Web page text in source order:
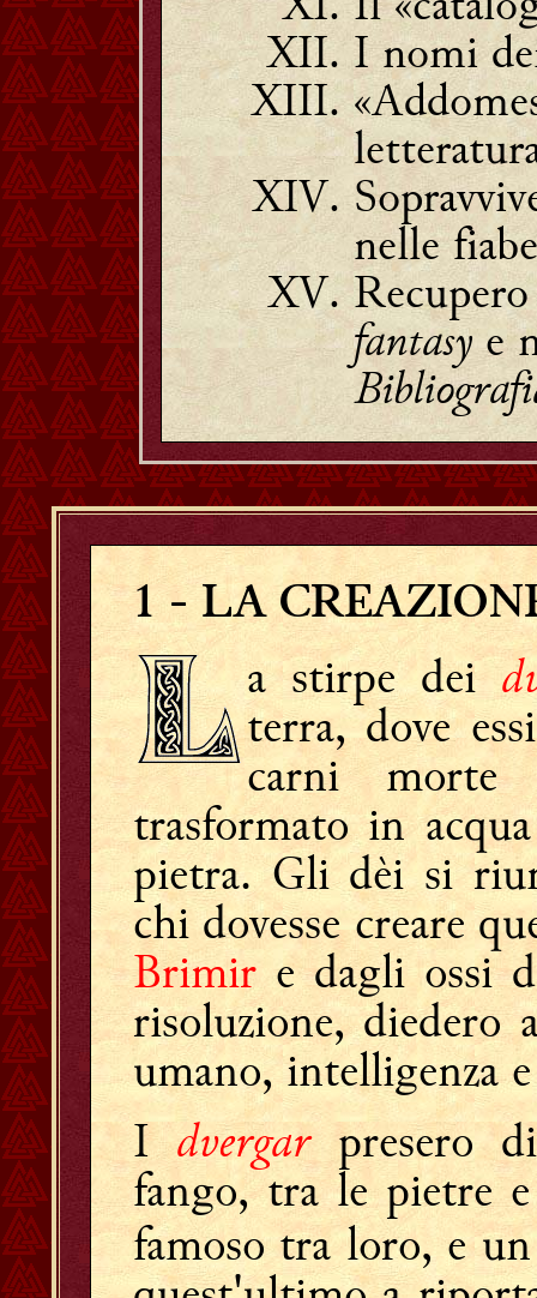
I nomi
nelle
fantasye
1- LA
a stirpe dei
terra, dove
carni
trasformato in
pietra. Gli dèi si
chi dovesse creare
Brimir e dagli ossi
risoluzione, diedero
umano, intelligenza
Idvergar presero
fango, tra le pietre
famoso tra loro, e